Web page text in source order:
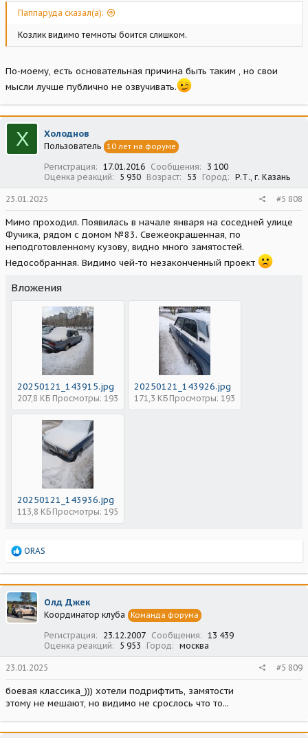
Паппаруда сказал(а):
Козлик видимо темноты боится слишком.
По-моему, есть основательная причина быть таким , но свои
мысли лучше публично не озвучивать.
Х Холоднов
Пользователь 10 лет на форуме
Регистрация 17.01.2016 Сообщения
3 100
Оценка реакций
5 930 Возраст 53 Город Р.Т., г. Казань
23.01.2025 #5 808
Мимо проходил. Появилась в начале января на соседней улице
Фучика, рядом с домом №83. Свежеокрашенная, по
неподготовленному кузову, видно много замятостей.
Недособранная. Видимо чей-то незаконченный проект
Вложения
20250121_143915.jpg
207,8 КБ Просмотры: 193
20250121_143926.jpg
171,3 КБ Просмотры: 193
20250121_143936.jpg
113,8 КБ Просмотры: 195
Р
а
к
ц
и
и
ORAS
Олд Джек
Координатор клуба Команда форума
Регистрация 23.12.2007 Сообщения
13 439
Оценка реакций
5 953 Город москва
23.01.2025 #5 809
боевая классика_))) хотели подрифтить, замятости
этому не мешают, но видимо не срослось что то...